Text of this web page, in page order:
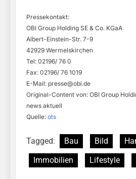
Pressekontakt:
OBI Group Holding SE & Co. KGaA
Albert-Einstein-Str. 7-9
42929 Wermelskirchen
Tel: 02196/ 76 0
Fax: 02196/ 76 1019
E-Mail: presse@obi.de
Original-Content von: OBI Group
news aktuell
Quelle: ots
Tagged: Bau Bild
Immobilien
Lifestyle